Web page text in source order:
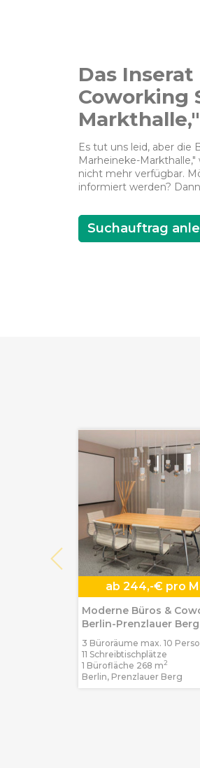
Das
Coworking
Es tut uns leid, aber die
Marheineke-
nicht mehr verfügbar.
informiert werden?
Suchauftrag
ab 244,-€ pro
Moderne Büros &
Berlin-Prenzlauer Berg
3 Büroräume max. 10
11 Schreibtischplätze
1 Bürofläche 268 m2
Berlin, Prenzlauer Berg